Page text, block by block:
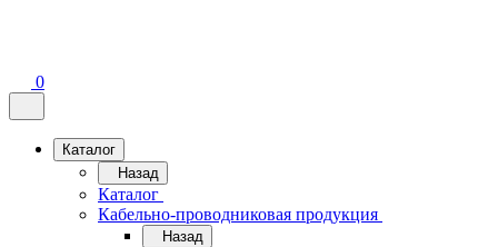
0
Каталог
Назад
Каталог
Кабельно-проводниковая продукция
Назад